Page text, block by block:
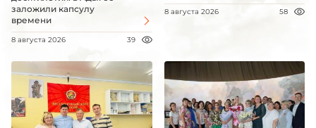
заложили капсулу
времени
8 августа 2026 39
8 августа 2026 58